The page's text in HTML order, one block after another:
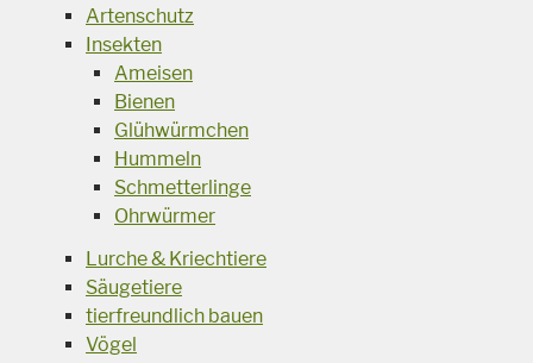
Artenschutz
Insekten
Ameisen
Bienen
Glühwürmchen
Hummeln
Schmetterlinge
Ohrwürmer
Lurche & Kriechtiere
Säugetiere
tierfreundlich bauen
Vögel